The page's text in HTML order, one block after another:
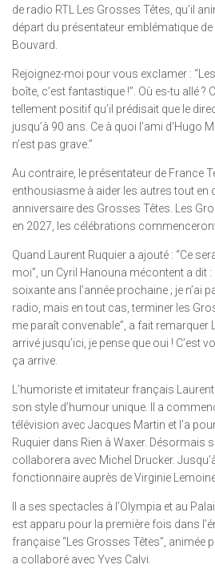
de radio RTL Les Grosses Têtes, qu’il
départ du présentateur emblématique
Bouvard.
Rejoignez-moi pour vous exclamer :
boîte, c’est fantastique !”. Où es-tu allé ?
tellement positif qu’il prédisait que le
jusqu’à 90 ans. Ce à quoi l’ami d’Hugo
n’est pas grave.”
Au contraire, le présentateur de France
enthousiasme à aider les autres tout en
anniversaire des Grosses Têtes. Les
en 2027, les célébrations
Quand Laurent Ruquier a ajouté : “Ce
moi”, un Cyril Hanouna mécontent a dit :
soixante ans l’année prochaine ; je n’ai
radio, mais en tout cas, terminer les
me paraît convenable”, a fait remarquer
arrivé jusqu’ici, je pense que oui ! C’est
ça arrive.
L’humoriste et imitateur français
son style d’humour unique. Il a
télévision avec Jacques Martin et l’a
Ruquier dans Rien à Waxer. Désormais
collaborera avec Michel Drucker.
fonctionnaire auprès de Virginie
Il a ses spectacles à l’Olympia et au
est apparu pour la première fois dans
française “Les Grosses Têtes”, animée
a collaboré avec Yves Calvi.